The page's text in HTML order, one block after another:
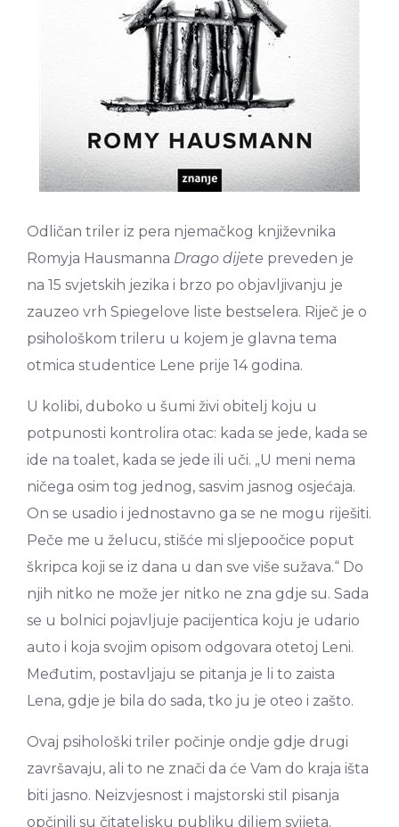
Odličan triler iz pera njemačkog književnika
Romyja Hausmanna Drago dijete preveden je
na 15 svjetskih jezika i brzo po objavljivanju je
zauzeo vrh Spiegelove liste bestselera. Riječ je o
psihološkom trileru u kojem je glavna tema
otmica studentice Lene prije 14 godina.
U kolibi, duboko u šumi živi obitelj koju u
potpunosti kontrolira otac: kada se jede, kada se
ide na toalet, kada se jede ili uči. „U meni nema
ničega osim tog jednog, sasvim jasnog osjećaja.
On se usadio i jednostavno ga se ne mogu riješiti.
Peče me u želucu, stišće mi sljepoočice poput
škripca koji se iz dana u dan sve više sužava.“ Do
njih nitko ne može jer nitko ne zna gdje su. Sada
se u bolnici pojavljuje pacijentica koju je udario
auto i koja svojim opisom odgovara otetoj Leni.
Međutim, postavljaju se pitanja je li to zaista
Lena, gdje je bila do sada, tko ju je oteo i zašto.
Ovaj psihološki triler počinje ondje gdje drugi
završavaju, ali to ne znači da će Vam do kraja išta
biti jasno. Neizvjesnost i majstorski stil pisanja
opčinili su čitateljsku publiku diljem svijeta.